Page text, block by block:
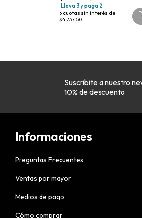
Lleva 3 y paga 2
6 cuotas sin interés de
$4.737,50
Suscribite a nuestro
10% de descuento
Informaciones
Preguntas Frecuentes
Ventas por mayor
Medios de pago
Cómo comprar